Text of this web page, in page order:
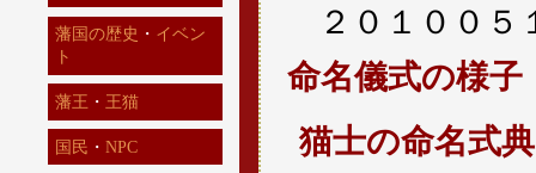
２０１００
命名儀式の様子
猫士の命名式典
藩国の歴史 ・ イベン
ト
藩王 ・ 王猫
国民 ・ NPC